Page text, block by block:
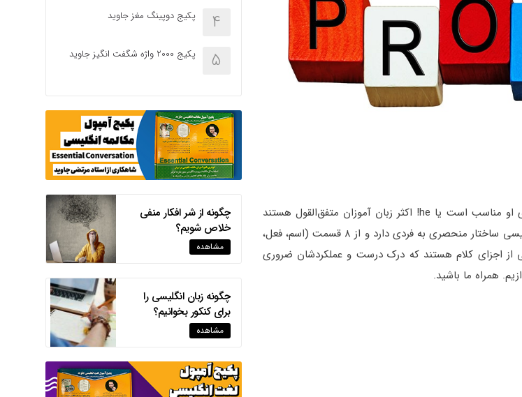
حتماً برای شما هم پیش آمده بخواهید جمله‌ای را بگویید اما ندانید که ضمیر him برای او مناسب است یا he! اکثر زبان آموزان متفق‌القول هستند
انگلیسی یکی از چالش‌برانگیزترین مباحث است. زبان انگلیسی ساختار منحصری به فردی دارد و از ۸ قسمت (اسم، فعل،
اجزای کلام هستند که درک درست و عملکردشان ضروری
همراه ما باشید.
4 پکیج دوپینگ مغز جاوید
5 پکیج 2000 واژه شگفت انگیز جاوید
چگونه از شر افکار منفی
خلاص شویم؟
مشاهده
چگونه زبان انگلیسی را
برای کنکور بخوانیم؟
مشاهده